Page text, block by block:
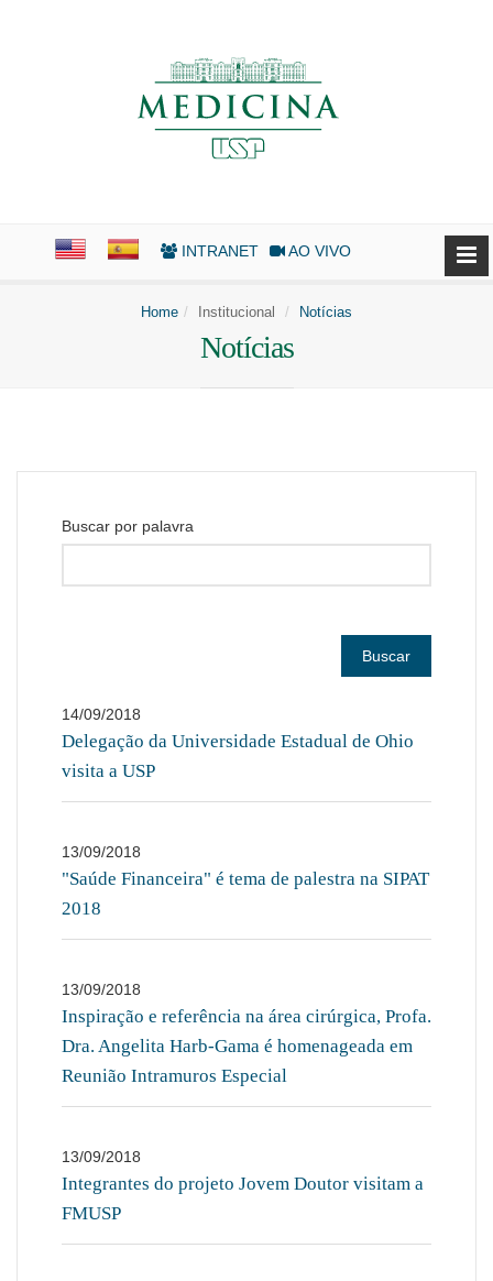
INTRANET AO VIVO
Home Institucional Notícias
Notícias
Buscar por palavra
Buscar
14/09/2018
Delegação da Universidade Estadual de Ohio
visita a USP
13/09/2018
"Saúde Financeira" é tema de palestra na SIPAT
2018
13/09/2018
Inspiração e referência na área cirúrgica, Profa.
Dra. Angelita Harb-Gama é homenageada em
Reunião Intramuros Especial
13/09/2018
Integrantes do projeto Jovem Doutor visitam a
FMUSP